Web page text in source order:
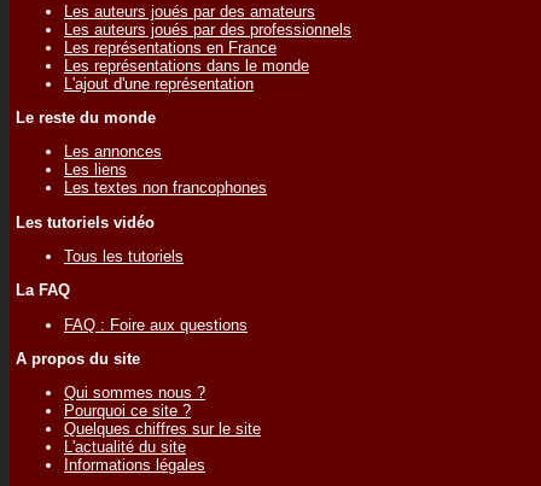
Les auteurs joués par des amateurs
Les auteurs joués par des professionnels
Les représentations en France
Les représentations dans le monde
L'ajout d'une représentation
Le reste du monde
Les annonces
Les liens
Les textes non francophones
Les tutoriels vidéo
Tous les tutoriels
La FAQ
FAQ : Foire aux questions
A propos du site
Qui sommes nous ?
Pourquoi ce site ?
Quelques chiffres sur le site
L'actualité du site
Informations légales